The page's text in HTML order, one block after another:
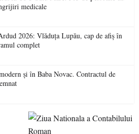
medicale
2026: Vlăduța Lupău, cap de afiș în
complet
și în Baba Novac. Contractul de